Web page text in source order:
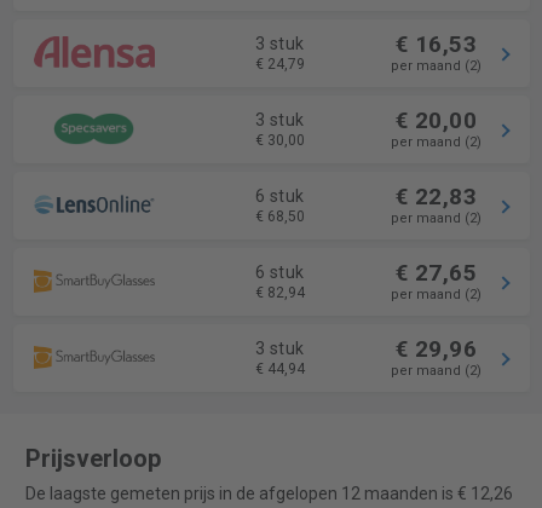
3 stuk
€ 24,79
€ 16,53
per maand (2)
3 stuk
€ 30,00
€ 20,00
per maand (2)
6 stuk
€ 68,50
€ 22,83
per maand (2)
6 stuk
€ 82,94
€ 27,65
per maand (2)
3 stuk
€ 44,94
€ 29,96
per maand (2)
Prijsverloop
De laagste gemeten prijs in de afgelopen 12 maanden is € 12,26